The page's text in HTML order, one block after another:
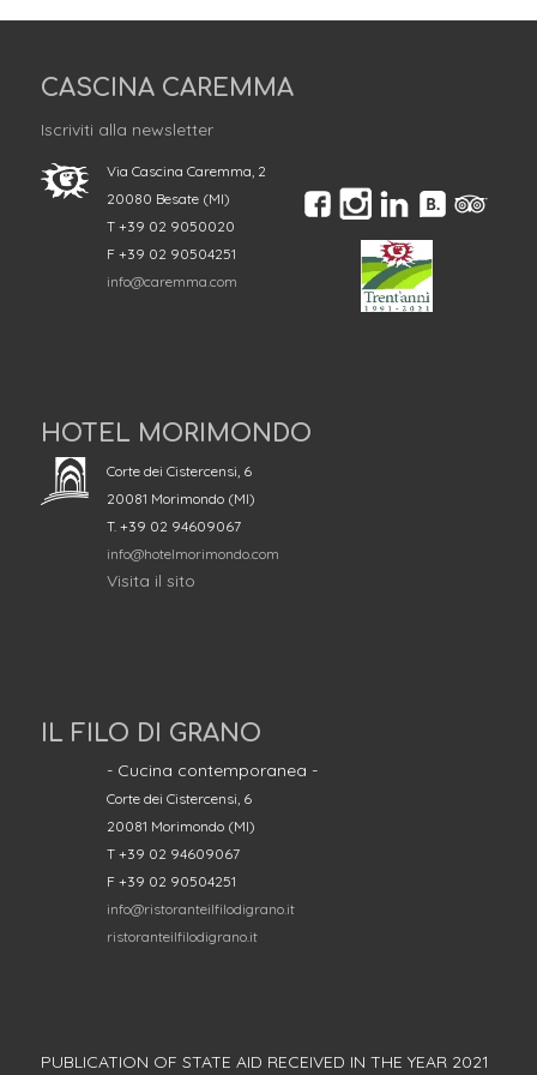
CASCINA CAREMMA
Iscriviti alla newsletter
Via Cascina Caremma, 2
20080 Besate (MI)
T +39 02 9050020
F +39 02 90504251
info@caremma.com
HOTEL MORIMONDO
Corte dei Cistercensi, 6
20081 Morimondo (MI)
T. +39 02 94609067
info@hotelmorimondo.com
Visita il sito
IL FILO DI GRANO
- Cucina contemporanea -
Corte dei Cistercensi, 6
20081 Morimondo (MI)
T +39 02 94609067
F +39 02 90504251
info@ristoranteilfilodigrano.it
ristoranteilfilodigrano.it
PUBLICATION OF STATE AID RECEIVED IN THE YEAR 2021